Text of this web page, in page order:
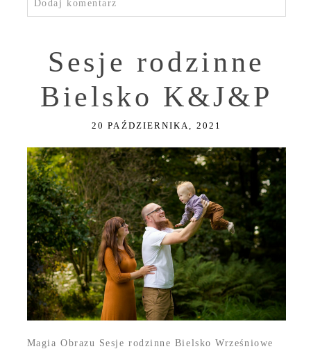
Dodaj komentarz
Sesje rodzinne
Bielsko K&J&P
20 PAŹDZIERNIKA, 2021
Magia Obrazu Sesje rodzinne Bielsko Wrześniowe